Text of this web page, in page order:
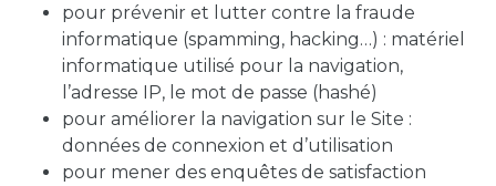
pour prévenir et lutter contre la fraude
informatique (spamming, hacking…) : matériel
informatique utilisé pour la navigation,
l’adresse IP, le mot de passe (hashé)
pour améliorer la navigation sur le Site :
données de connexion et d’utilisation
pour mener des enquêtes de satisfaction